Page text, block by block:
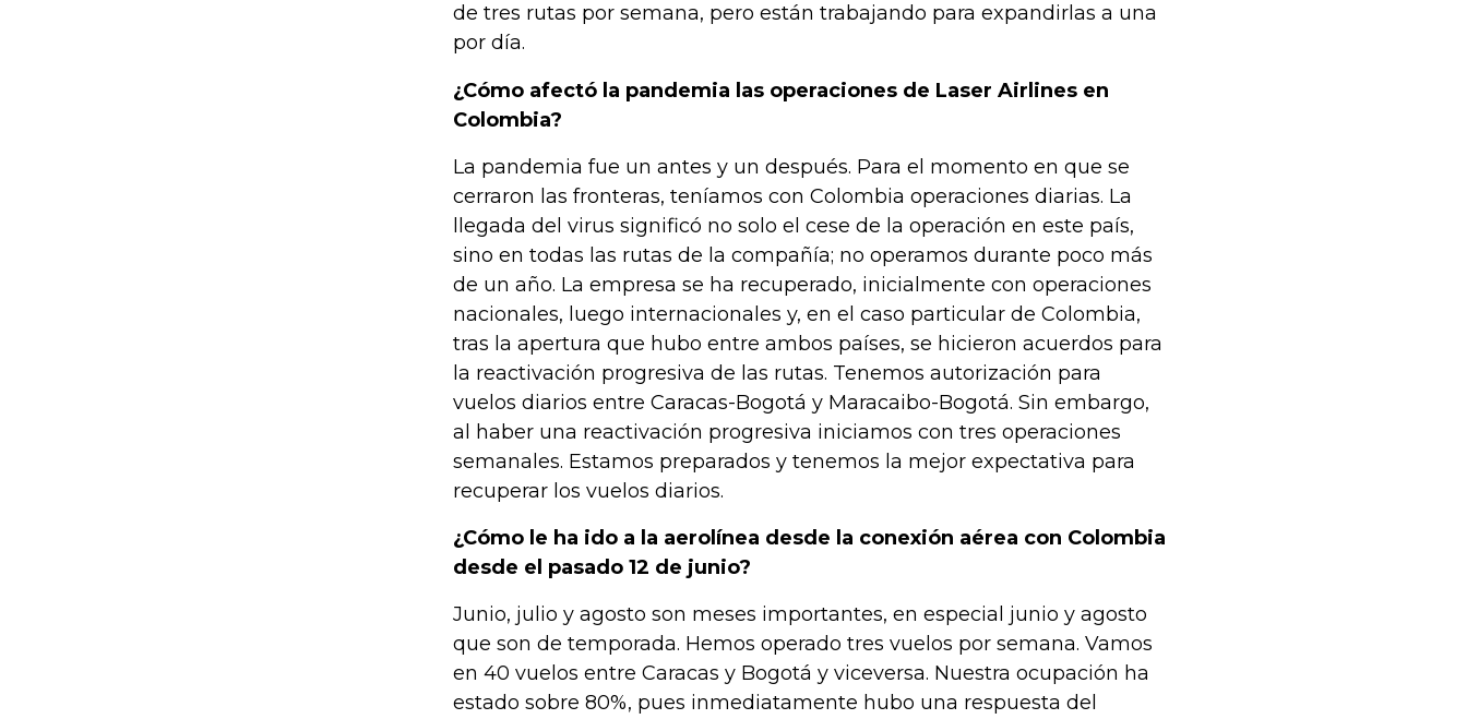
de tres rutas por semana, pero están trabajando para expandirlas a una
por día.
¿Cómo afectó la pandemia las operaciones de Laser Airlines en
Colombia?
La pandemia fue un antes y un después. Para el momento en que se
cerraron las fronteras, teníamos con Colombia operaciones diarias. La
llegada del virus significó no solo el cese de la operación en este país,
sino en todas las rutas de la compañía; no operamos durante poco más
de un año. La empresa se ha recuperado, inicialmente con operaciones
nacionales, luego internacionales y, en el caso particular de Colombia,
tras la apertura que hubo entre ambos países, se hicieron acuerdos para
la reactivación progresiva de las rutas. Tenemos autorización para
vuelos diarios entre Caracas-Bogotá y Maracaibo-Bogotá. Sin embargo,
al haber una reactivación progresiva iniciamos con tres operaciones
semanales. Estamos preparados y tenemos la mejor expectativa para
recuperar los vuelos diarios.
¿Cómo le ha ido a la aerolínea desde la conexión aérea con Colombia
desde el pasado 12 de junio?
Junio, julio y agosto son meses importantes, en especial junio y agosto
que son de temporada. Hemos operado tres vuelos por semana. Vamos
en 40 vuelos entre Caracas y Bogotá y viceversa. Nuestra ocupación ha
estado sobre 80%, pues inmediatamente hubo una respuesta del